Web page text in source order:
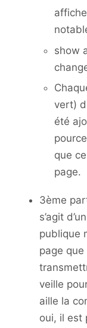
show
vert)
été
que
page.
3ème
s’agit
publique
page
veille
aille la
oui, il est